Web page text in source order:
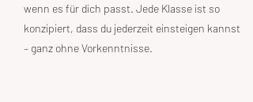
wenn es für dich passt. Jede Klasse ist so
konzipiert, dass du jederzeit einsteigen kannst
– ganz ohne Vorkenntnisse.